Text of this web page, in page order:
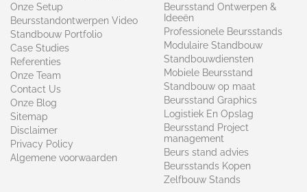
Onze Setup
Beursstandontwerpen Video
Standbouw Portfolio
Case Studies
Referenties
Onze Team
Contact Us
Onze Blog
Sitemap
Disclaimer
Privacy Policy
Algemene voorwaarden
Beursstand Ontwerpen &
Ideeën
Professionele Beursstands
Modulaire Standbouw
Standbouwdiensten
Mobiele Beursstand
Standbouw op maat​
Beursstand Graphics
Logistiek En Opslag
Beursstand Project
management
Beurs stand advies
Beursstands Kopen
Zelfbouw Stands